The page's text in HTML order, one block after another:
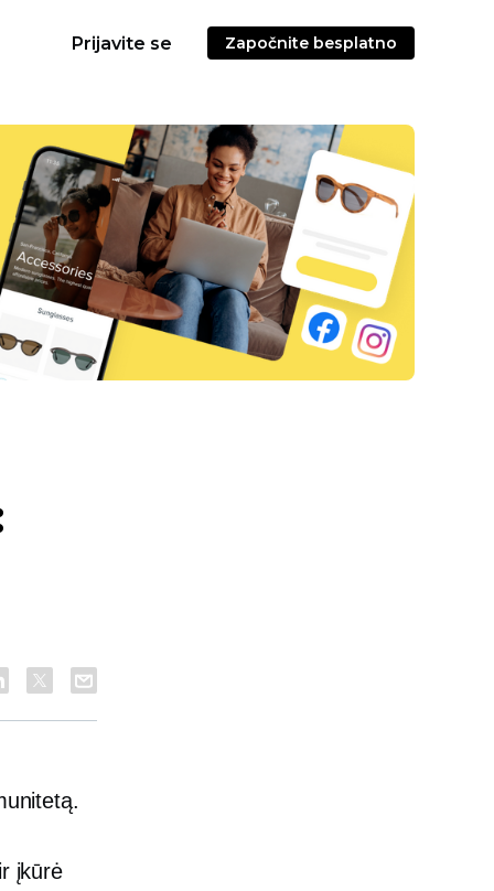
Prijavite se Započnite besplatno
įkūrė